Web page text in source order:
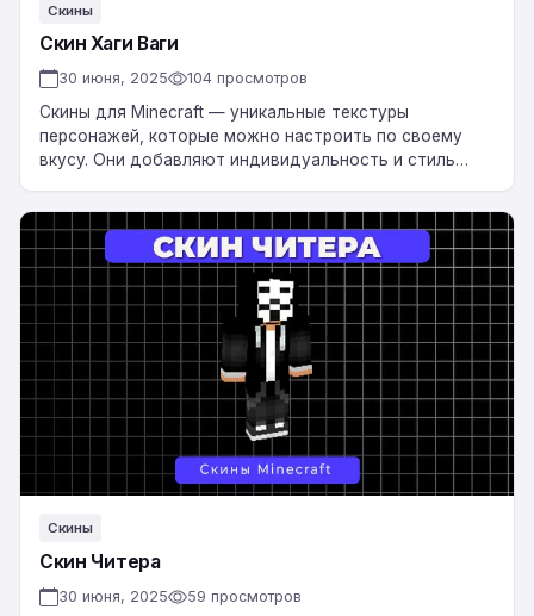
Скины
Скин Хаги Ваги
30 июня, 2025 104 просмотров
Скины для Minecraft — уникальные текстуры
персонажей, которые можно настроить по своему
вкусу. Они добавляют индивидуальность и стиль
Скин
Читера
Скины
Скин Читера
30 июня, 2025 59 просмотров